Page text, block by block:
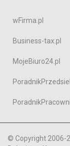
wFirma.pl
Business-tax.pl
MojeBiuro24.pl
© Copyright 2006-